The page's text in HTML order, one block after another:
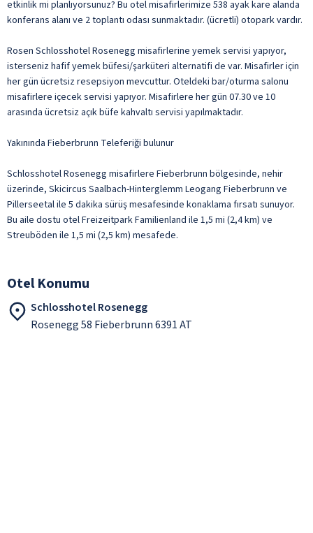
etkinlik mi planlıyorsunuz? Bu otel misafirlerimize 538 ayak kare alanda
konferans alanı ve 2 toplantı odası sunmaktadır. (ücretli) otopark vardır.
Rosen Schlosshotel Rosenegg misafirlerine yemek servisi yapıyor,
isterseniz hafif yemek büfesi/şarküteri alternatifi de var. Misafirler için
her gün ücretsiz resepsiyon mevcuttur. Oteldeki bar/oturma salonu
misafirlere içecek servisi yapıyor. Misafirlere her gün 07.30 ve 10
arasında ücretsiz açık büfe kahvaltı servisi yapılmaktadır.
Yakınında Fieberbrunn Teleferiği bulunur
Schlosshotel Rosenegg misafirlere Fieberbrunn bölgesinde, nehir
üzerinde, Skicircus Saalbach-Hinterglemm Leogang Fieberbrunn ve
Pillerseetal ile 5 dakika sürüş mesafesinde konaklama fırsatı sunuyor.
Bu aile dostu otel Freizeitpark Familienland ile 1,5 mi (2,4 km) ve
Streuböden ile 1,5 mi (2,5 km) mesafede.
Otel Konumu
Schlosshotel Rosenegg
Rosenegg 58 Fieberbrunn 6391 AT